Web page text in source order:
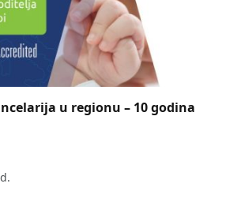
u regionu – 10 godina